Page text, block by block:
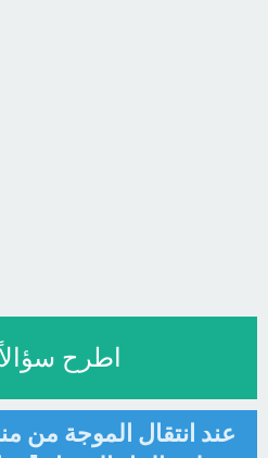
اطرح سؤالاً
عند انتقال الموجة من